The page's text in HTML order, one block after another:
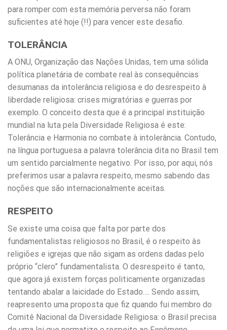
para romper com esta memória perversa não foram
suficientes até hoje (!!) para vencer este desafio.
TOLERÂNCIA
A ONU, Organização das Nações Unidas, tem uma sólida
política planetária de combate real às consequências
desumanas da intolerância religiosa e do desrespeito à
liberdade religiosa: crises migratórias e guerras por
exemplo. O conceito desta que é a principal instituição
mundial na luta pela Diversidade Religiosa é este:
Tolerância e Harmonia no combate à intolerância. Contudo,
na língua portuguesa a palavra tolerância dita no Brasil tem
um sentido parcialmente negativo. Por isso, por aqui, nós
preferimos usar a palavra respeito, mesmo sabendo das
noções que são internacionalmente aceitas.
RESPEITO
Se existe uma coisa que falta por parte dos
fundamentalistas religiosos no Brasil, é o respeito às
religiões e igrejas que não sigam as ordens dadas pelo
próprio “clero” fundamentalista. O desrespeito é tanto,
que agora já existem forças politicamente organizadas
tentando abalar a laicidade do Estado…. Sendo assim,
reapresento uma proposta que fiz quando fui membro do
Comitê Nacional da Diversidade Religiosa: o Brasil precisa